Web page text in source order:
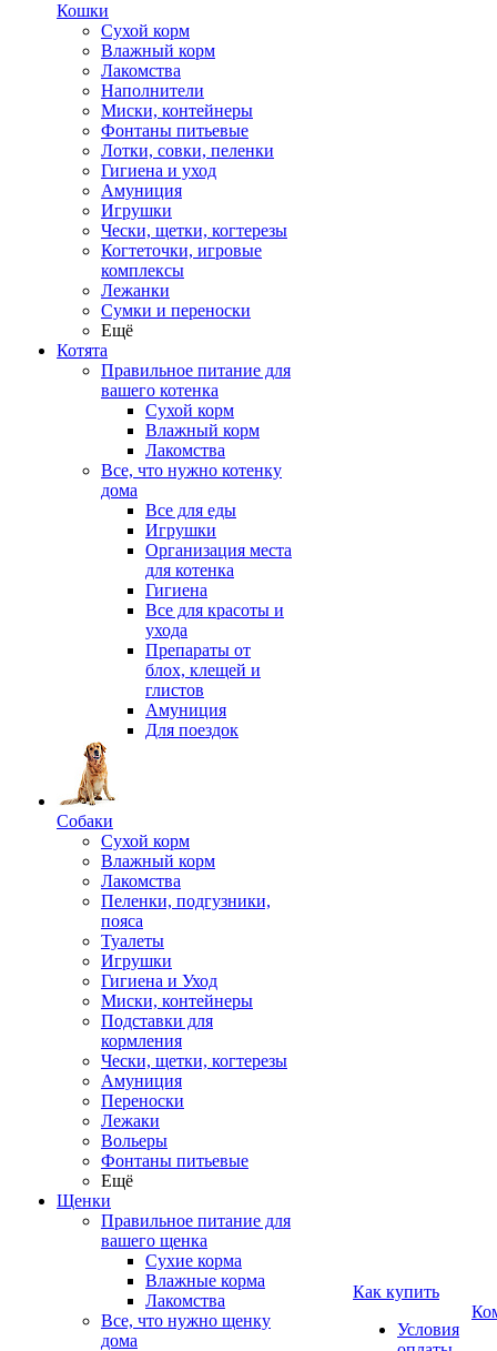
Кошки
Сухой корм
Влажный корм
Лакомства
Наполнители
Миски, контейнеры
Фонтаны питьевые
Лотки, совки, пеленки
Гигиена и уход
Амуниция
Игрушки
Чески, щетки, когтерезы
Когтеточки, игровые
комплексы
Лежанки
Сумки и переноски
Ещё
Котята
Правильное питание для
вашего котенка
Сухой корм
Влажный корм
Лакомства
Все, что нужно котенку
дома
Все для еды
Игрушки
Организация места
для котенка
Гигиена
Все для красоты и
ухода
Препараты от
блох, клещей и
глистов
Амуниция
Для поездок
Собаки
Сухой корм
Влажный корм
Лакомства
Пеленки, подгузники,
пояса
Туалеты
Игрушки
Гигиена и Уход
Миски, контейнеры
Подставки для
кормления
Чески, щетки, когтерезы
Амуниция
Переноски
Лежаки
Вольеры
Фонтаны питьевые
Ещё
Щенки
Правильное питание для
вашего щенка
Сухие корма
Влажные корма
Лакомства
Все, что нужно щенку
дома
Как купить
Условия